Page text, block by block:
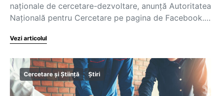
naționale de cercetare-dezvoltare, anunță Autoritatea
Națională pentru Cercetare pe pagina de Facebook.…
Vezi articolul
Cercetare și Știință Știri